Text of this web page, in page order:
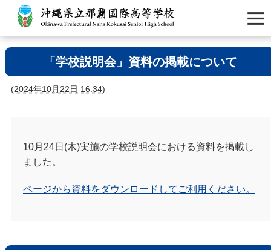
「学校説明会」資料の掲載について
(2024年10月22日 16:34)
10月24日(木)実施の学校説明会における資料を掲載し
ました。
ページから資料をダウンロードしてご利用ください。